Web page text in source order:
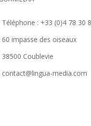
Téléphone : +33 (0)4 78 30
60 impasse des oiseaux
38500 Coublevie
contact@lingua-media.com